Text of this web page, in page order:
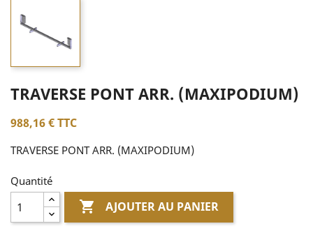
TRAVERSE PONT ARR. (MAXIPODIUM)
988,16 €TTC
TRAVERSE PONT ARR. (MAXIPODIUM)
Quantité
 AJOUTER AU PANIER